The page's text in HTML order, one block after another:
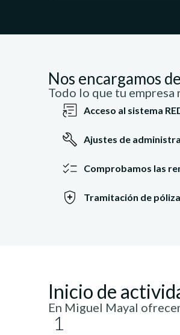
Nos encargamos
Todo lo que tu empresa
Acceso al sistema
Ajustes de
Comprobamos las
Tramitación de
Inicio de
En Miguel Mayal
1